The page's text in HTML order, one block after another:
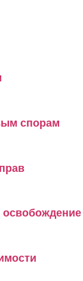
спорам
освобождение